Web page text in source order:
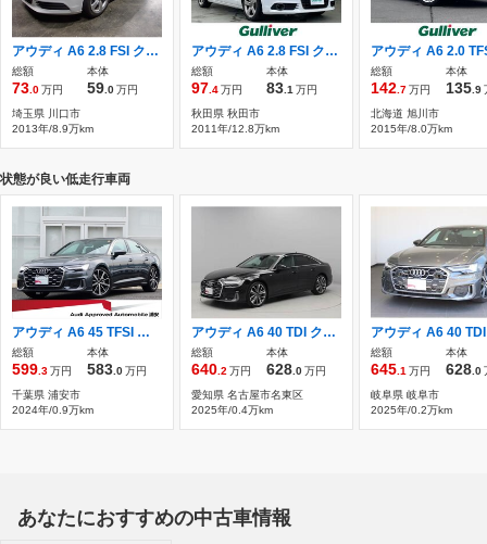
アウディ A6 2.8 FSI クワトロ 4WD 2013年モデル正規ディーラー車
総額
73 .0万円
本体
59 .0万円
埼玉県 川口市
2013年/8.9万km
アウディ A6 2.8 FSI クワトロ 純正ナビ Bluetooth CD ETC クルコン
総額
97 .4万円
本体
83 .1 万円
秋田県 秋田市
2011年/12.8万km
総額
142 .7万円
本体
135 .9
北海道 旭川市
2015年/8.0万km
状態が良い低走行車両
アウディ A6 45 TFSI クワトロ Sライン 4WD Audi認定中古車 ドライビングパッケージ
総額
599.3万円
本体
583.0万円
千葉県 浦安市
2024年/0.9万km
アウディ A6 40 TDI クワトロ Sライン ディーゼルターボ 4WD 元デモカー 21インチアルミ
総額
640.2万円
本体
628.0万円
愛知県 名古屋市名東区
2025年/0.4万km
総額
645.1万円
本体
628.0
岐阜県 岐阜市
2025年/0.2万km
あなたにおすすめの中古車情報